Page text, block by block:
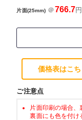
片面(25mm) ＠766.7円
価格表はこち
ご注意点
片面印刷の場合、
裏面にも色を付け